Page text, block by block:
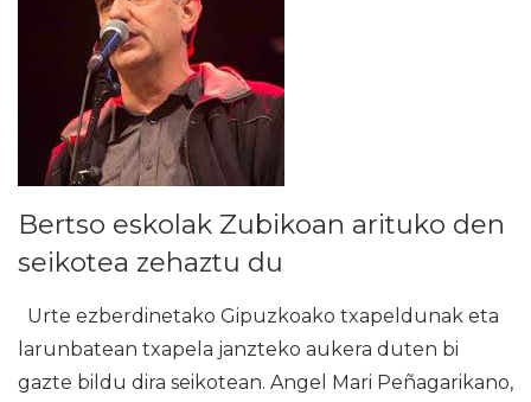
Bertso eskolak Zubikoan arituko den
seikotea zehaztu du
Urte ezberdinetako Gipuzkoako txapeldunak eta
larunbatean txapela janzteko aukera duten bi
gazte bildu dira seikotean. Angel Mari Peñagarikano,